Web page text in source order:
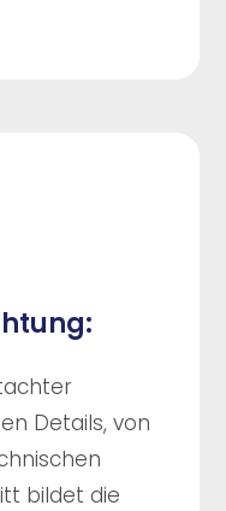
Details, von
bildet die